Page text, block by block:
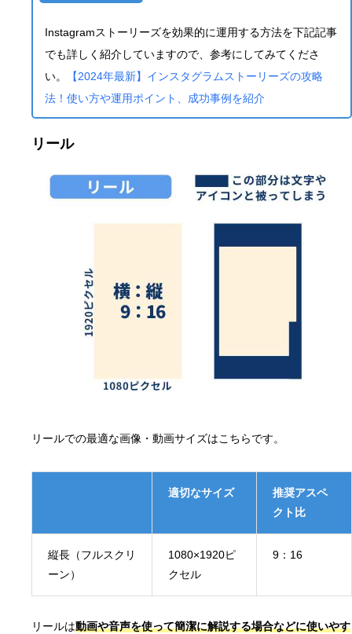
Instagramストーリーズを効果的に運用する方法を下記記事
でも詳しく紹介していますので、参考にしてみてくださ
い。
【2024年最新】インスタグラムストーリーズの攻略
法！使い方や運用ポイント、成功事例を紹介
リール
リールでの最適な画像・動画サイズはこちらです。
適切なサイズ
推奨アスペ
クト比
縦長（フルスクリ
ーン）
1080×1920ピ
クセル
9：16
リールは動画や音声を使って簡潔に解説する場合などに使いやす